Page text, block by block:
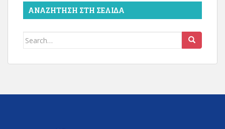
ΑΝΑΖΉΤΗΣΗ ΣΤΗ ΣΕΛΊΔΑ
Search